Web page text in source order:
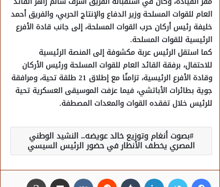
العام للقوات المسلحة وزير الدفاع والإنتاج الحربي، والفريق أحمد
خليفة رئيس أركان حرب القوات المسلحة، إلى جانب قادة الأفرع
الرئيسية للقوات المسلحة.
كما استقل الرئيس عربة مكشوفة إلى المنصة الرئيسية
للاحتفال، برفقة القائد العام للقوات المسلحة ورئيس الأركان
وقادة الأفرع الرئيسية، تزامنًا مع إطلاق 21 طلقة تحية، ومرافقة
جوية بطائرات الأباتشي، فيما عزفت الموسيقى العسكرية تحية
للرئيس خلال تفقده القوات والمعدات المصطفة.
بصوت أنغام وتوزيع خالد عويضه.. النشيد الوطني
المصري يخطف الأنظار في حضور الرئيس السيسي
فيسبوك تويتر لينكدإن مشاركة عبر البريد